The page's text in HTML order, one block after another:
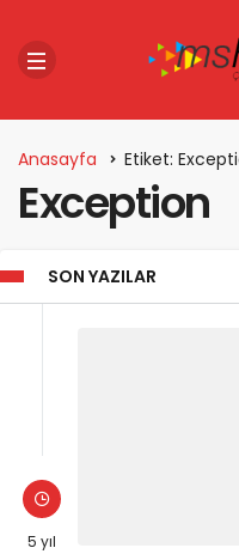
Anasayfa Etiket:
Exception
SON YAZILAR
5 yıl